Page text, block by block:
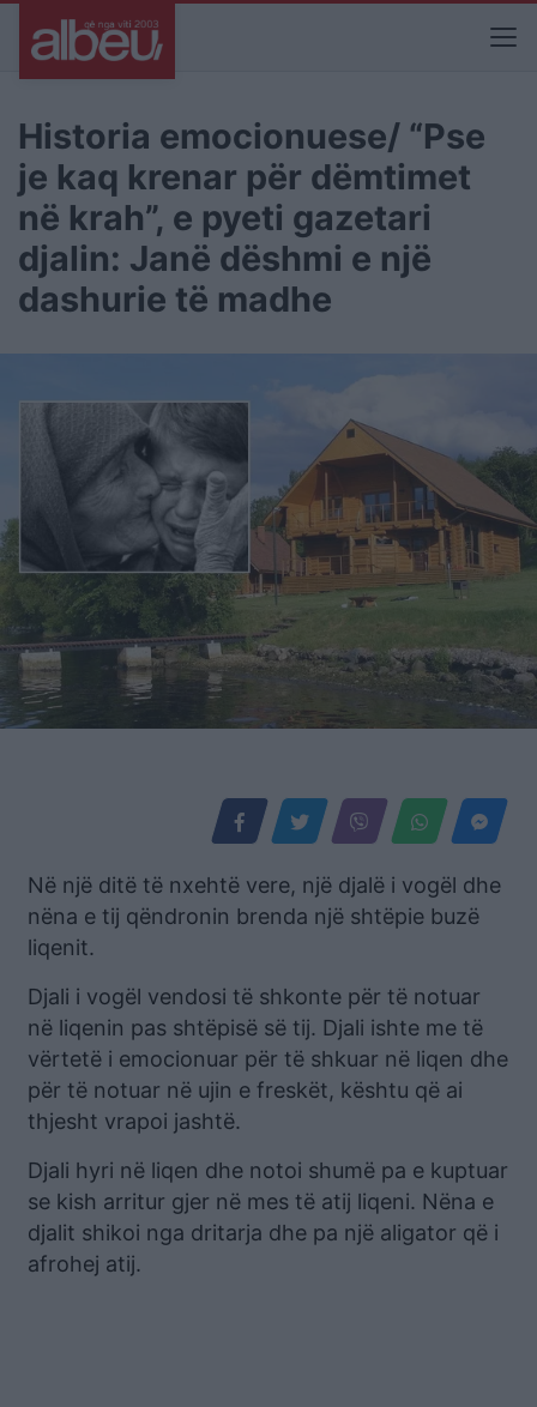
Historia emocionuese/ “Pse
je kaq krenar për dëmtimet
në krah”, e pyeti gazetari
djalin: Janë dëshmi e një
dashurie të madhe
Në një ditë të nxehtë vere, një djalë i vogël dhe
nëna e tij qëndronin brenda një shtëpie buzë
liqenit.
Djali i vogël vendosi të shkonte për të notuar
në liqenin pas shtëpisë së tij. Djali ishte me të
vërtetë i emocionuar për të shkuar në liqen dhe
për të notuar në ujin e freskët, kështu që ai
thjesht vrapoi jashtë.
Djali hyri në liqen dhe notoi shumë pa e kuptuar
se kish arritur gjer në mes të atij liqeni. Nëna e
djalit shikoi nga dritarja dhe pa një aligator që i
afrohej atij.